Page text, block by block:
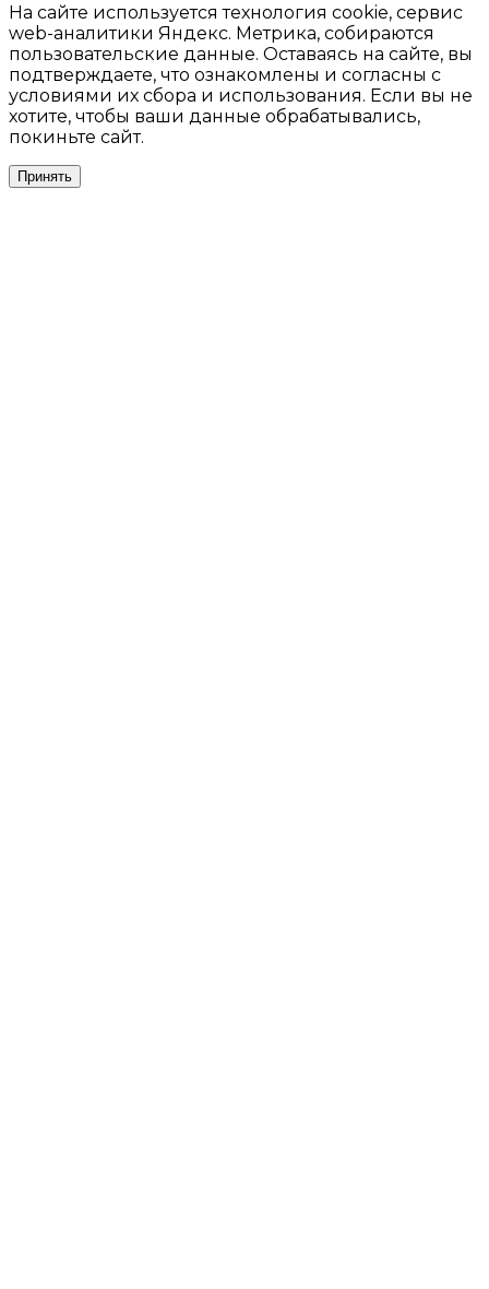
На сайте используется технология cookie, сервис
web-аналитики Яндекс. Метрика, собираются
пользовательские данные. Оставаясь на сайте, вы
подтверждаете, что ознакомлены и согласны с
условиями их сбора и использования. Если вы не
хотите, чтобы ваши данные обрабатывались,
покиньте сайт.
Принять